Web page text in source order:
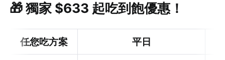
🎁 獨家 $633 起吃到飽優惠！
任您吃方案 平日